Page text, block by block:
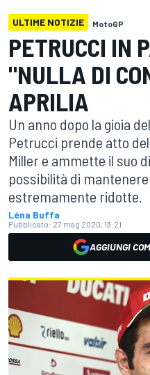
ULTIME NOTIZIE MotoGP
PETRUCCI IN
"NULLA DI
APRILIA
Un anno dopo la gioia
Petrucci prende atto
Miller e ammette il suo
possibilità di
estremamente ridotte.
Léna Buffa
Pubblicato: 27 mag 2020, 13:21
AGGIUNGI